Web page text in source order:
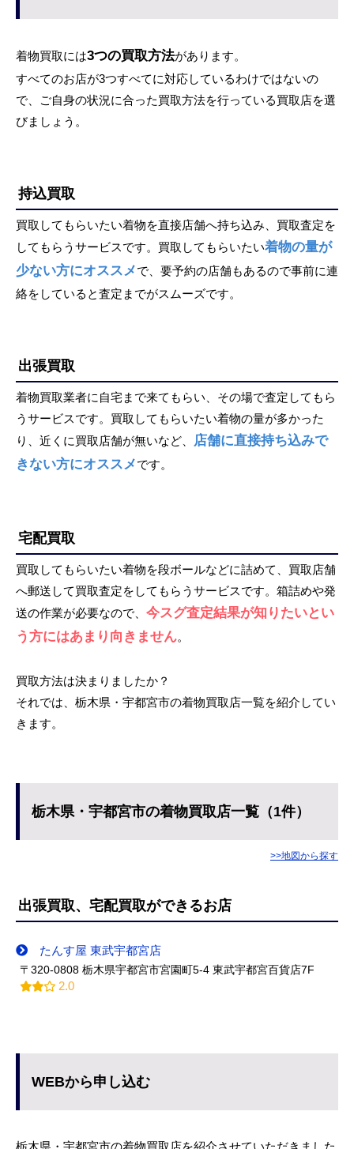
着物買取には3つの買取方法があります。
すべてのお店が3つすべてに対応しているわけではないの
で、ご自身の状況に合った買取方法を行っている買取店を選
びましょう。
持込買取
買取してもらいたい着物を直接店舗へ持ち込み、買取査定を
してもらうサービスです。買取してもらいたい着物の量が
少ない方にオススメで、要予約の店舗もあるので事前に連
絡をしていると査定までがスムーズです。
出張買取
着物買取業者に自宅まで来てもらい、その場で査定してもら
うサービスです。買取してもらいたい着物の量が多かった
り、近くに買取店舗が無いなど、 店舗に直接持ち込みで
きない方にオススメです。
宅配買取
買取してもらいたい着物を段ボールなどに詰めて、買取店舗
へ郵送して買取査定をしてもらうサービスです。箱詰めや発
送の作業が必要なので、 今スグ査定結果が知りたいとい
う方にはあまり向きません。
買取方法は決まりましたか？
それでは、栃木県・宇都宮市の着物買取店一覧を紹介してい
きます。
栃木県・宇都宮市の着物買取店一覧（1件）
>>地図から探す
出張買取、宅配買取ができるお店
たんす屋 東武宇都宮店
〒320-0808 栃木県宇都宮市宮園町5-4 東武宇都宮百貨店7F
2.0
WEBから申し込む